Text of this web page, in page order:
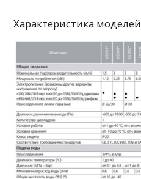
Характеристика моделей